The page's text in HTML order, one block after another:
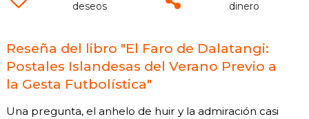
deseos
dinero
Reseña del libro "El Faro de Dalatangi:
Postales Islandesas del Verano Previo a
la Gesta Futbolística"
Una pregunta, el anhelo de huir y la admiración casi